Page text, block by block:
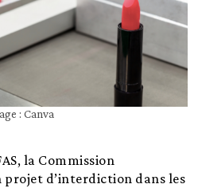
: Canva
la Commission
projet d’interdiction dans les